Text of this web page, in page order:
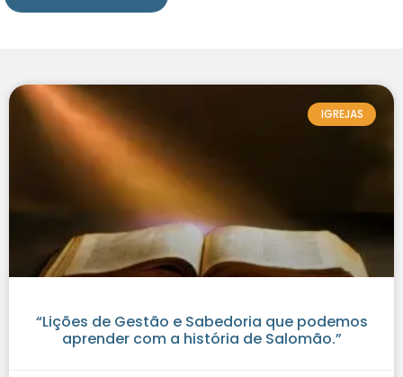
IGREJAS
“Lições de Gestão e Sabedoria que podemos
aprender com a história de Salomão.”